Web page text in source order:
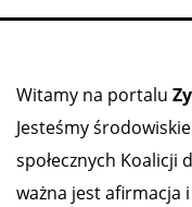
Witamy na portalu
Jesteśmy
społecznych Koalicji
ważna jest afirmacja